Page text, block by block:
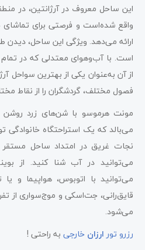
این ساحل معروف در آرژانتین، در
واقع شده‌است و فرصتی برای تماشای
ارائه می‌دهد. ویژگی این ساحل، دیدن
است. با آب‌و‌هوای معتدلی که در
از آن به‌عنوان یکی از بهترین سواحل
فصول مختلف، گردشگران را از نقاط
مونت هرموسو با شن‌های زرد
می‌بالد که یک استراحتگاه خانوادگی
نجات غریق در امتداد ساحل
می‌توانید در آب شنا کنید. از
می‌توانید با اتوبوس، هواپیما و یا
قایق‌رانی، جت‌اسکی و موج‌سواری از
می‌شود.
رزرو تورارزان خارجی به راحتی !